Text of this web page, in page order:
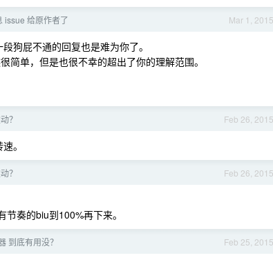
Mar 1, 2015
issue 给原作者了
狗屁不通的回复也是难为你了。
简单，但是也很不幸的超出了你的理解范围。
Feb 26, 2015
？
。
Feb 26, 2015
？
奏的biu到100%再下来。
Feb 25, 2015
到底有用没？